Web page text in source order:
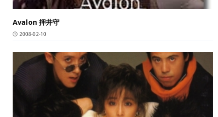
Avalon 押井守
2008-02-10